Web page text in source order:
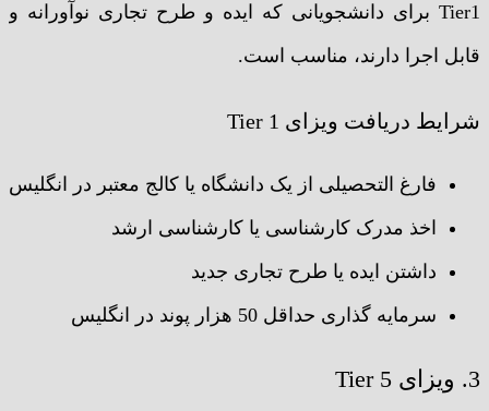
Tier1 برای دانشجویانی که ایده و طرح تجاری نوآورانه و
قابل اجرا دارند، مناسب است.
شرایط دریافت ویزای Tier 1
فارغ التحصیلی از یک دانشگاه یا کالج معتبر در انگلیس
اخذ مدرک کارشناسی یا کارشناسی ارشد
داشتن ایده یا طرح تجاری جدید
سرمایه گذاری حداقل 50 هزار پوند در انگلیس
3. ویزای Tier 5